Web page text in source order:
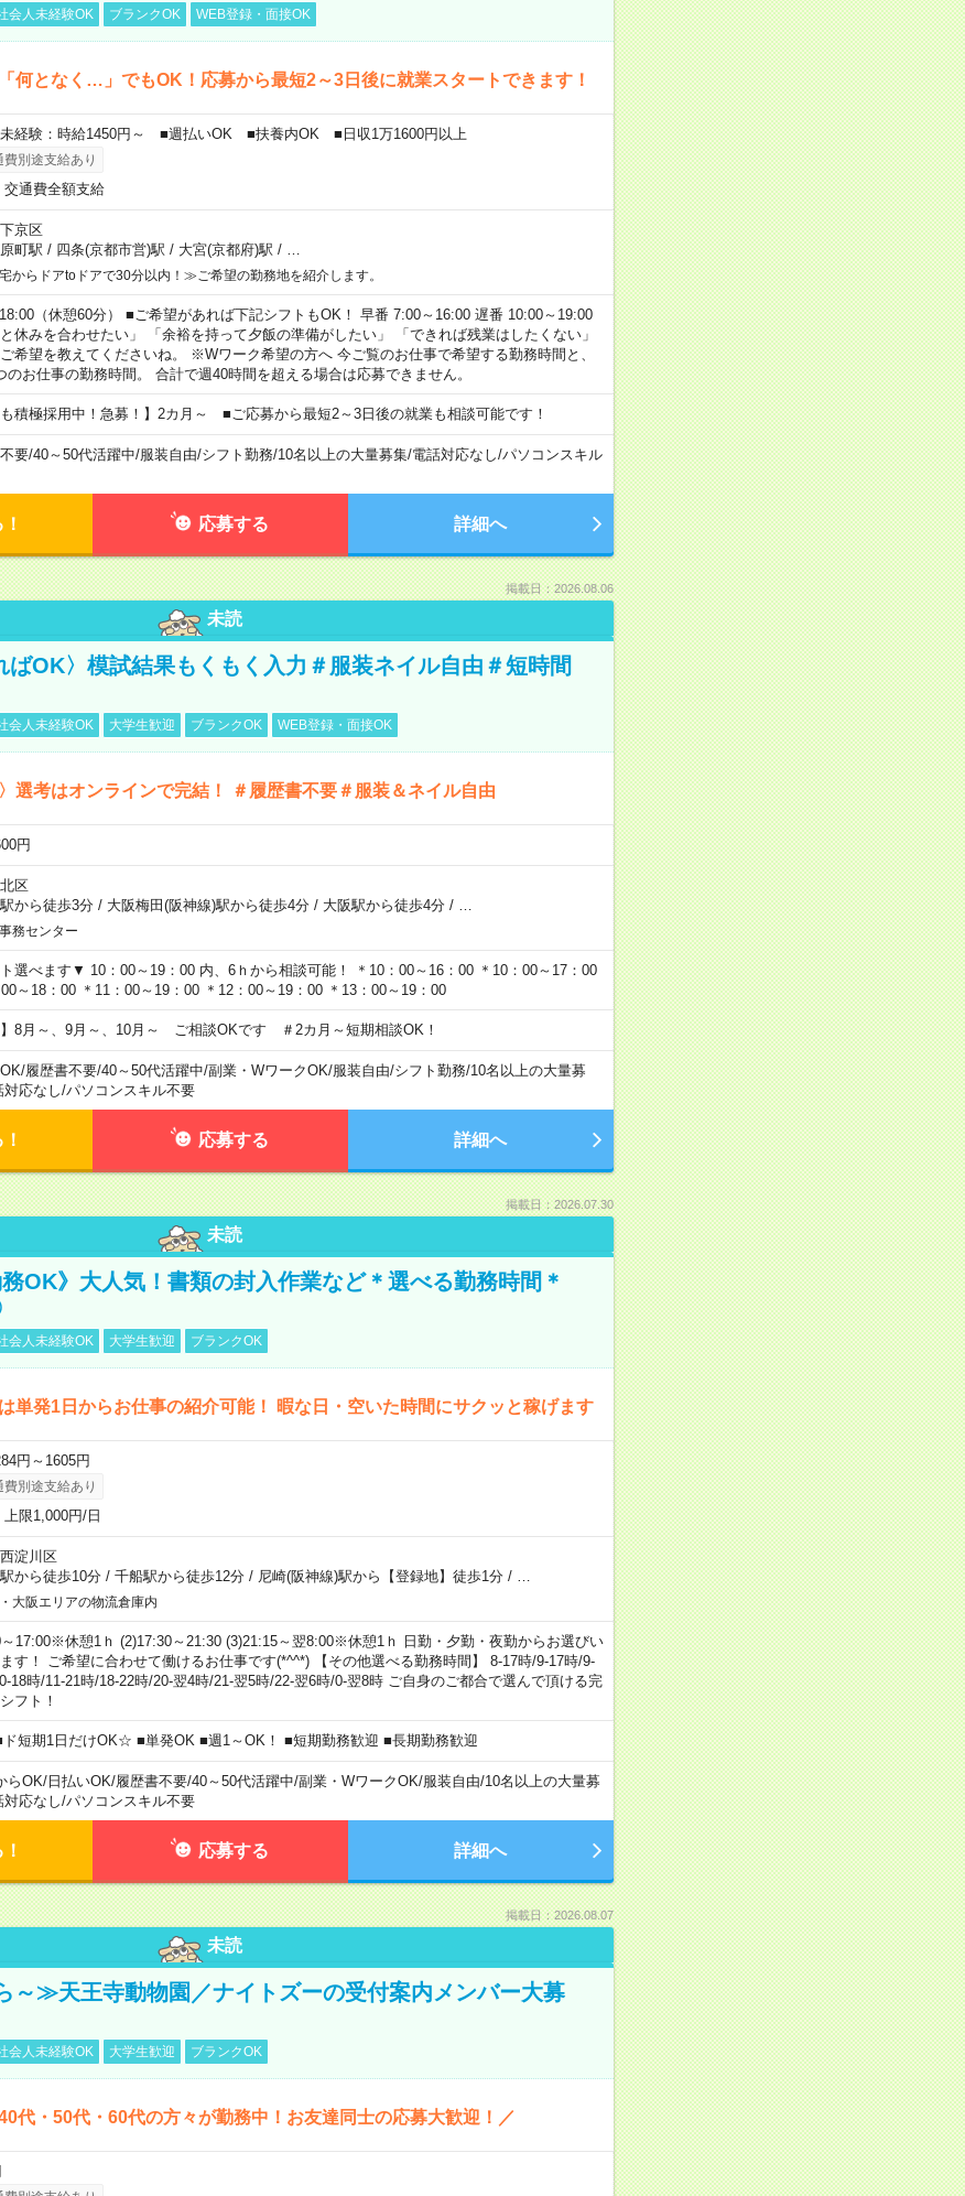
会人未経験OK ブランクOK WEB登録・面接OK
何となく…」でもOK！応募から最短2～3日後に就業スタートできます！
経験：時給1450円～ ■週払いOK ■扶養内OK ■日収1万1600円以上
費別途支給あり
交通費全額支給
京区
町駅 / 四条(京都市営)駅 / 大宮(京都府)駅 /
からドアtoドアで30分以内！≫ご希望の勤務地を紹介します。
（休憩60分） ■ご希望があれば下記シフトもOK！ 早番 7:00～16:00 遅番 10:00～19:00
と休みを合わせたい」 「余裕を持って夕飯の準備がしたい」 「できれば残業はしたくない」
希望を教えてくださいね。 ※Wワーク希望の方へ 今ご覧のお仕事で希望する勤務時間と、
のお仕事の勤務時間。 合計で週40時間を超える場合は応募できません。
も積極採用中！急募！】2カ月～ ■ご応募から最短2～3日後の就業も相談可能です！
要/40～50代活躍中/服装自由/シフト勤務/10名以上の大量募集/電話対応なし/パソコンスキル
応募する 詳細へ
掲載日：2026.08.06
未読
ばOK〉模試結果もくもく入力＃服装ネイル自由＃短時間
会人未経験OK 大学生歓迎 ブランクOK WEB登録・面接OK
〉選考はオンラインで完結！ ＃履歴書不要＃服装＆ネイル自由
円
区
から徒歩3分/ 大阪梅田(阪神線)駅から徒歩4分/ 大阪駅から徒歩4分/
務センター
選べます▼ 10：00～19：00 内、6ｈから相談可能！ ＊10：00～16：00 ＊10：00～17：00
00～18：00 ＊11：00～19：00 ＊12：00～19：00 ＊13：00～19：00
】8月～、9月～、10月～ ご相談OKです ＃2カ月～短期相談OK！
/履歴書不要/40～50代活躍中/副業・WワークOK/服装自由/シフト勤務/10名以上の大量募
対応なし/パソコンスキル不要
応募する 詳細へ
掲載日：2026.07.30
未読
務OK》大人気！書類の封入作業など＊選べる勤務時間＊
会人未経験OK 大学生歓迎 ブランクOK
単発1日からお仕事の紹介可能！ 暇な日・空いた時間にサクッと稼げます
円～1605円
費別途支給あり
上限1,000円/日
淀川区
から徒歩10分/ 千船駅から徒歩12分/ 尼崎(阪神線)駅から【登録地】徒歩1分/
大阪エリアの物流倉庫内
17:00※休憩1ｈ (2)17:30～21:30 (3)21:15～翌8:00※休憩1ｈ 日勤・夕勤・夜勤からお選びい
す！ ご希望に合わせて働けるお仕事です(*^^*) 【その他選べる勤務時間】 8-17時/9-17時/9-
18時/11-21時/18-22時/20-翌4時/21-翌5時/22-翌6時/0-翌8時 ご自身のご都合で選んで頂ける完
フト！
短期1日だけOK☆ ■単発OK ■週1～OK！ ■短期勤務歓迎 ■長期勤務歓迎
らOK/日払いOK/履歴書不要/40～50代活躍中/副業・WワークOK/服装自由/10名以上の大量募
対応なし/パソコンスキル不要
応募する 詳細へ
掲載日：2026.08.07
未読
～≫天王寺動物園／ナイトズーの受付案内メンバー大募
会人未経験OK 大学生歓迎 ブランクOK
代・50代・60代の方々が勤務中！お友達同士の応募大歓迎！／